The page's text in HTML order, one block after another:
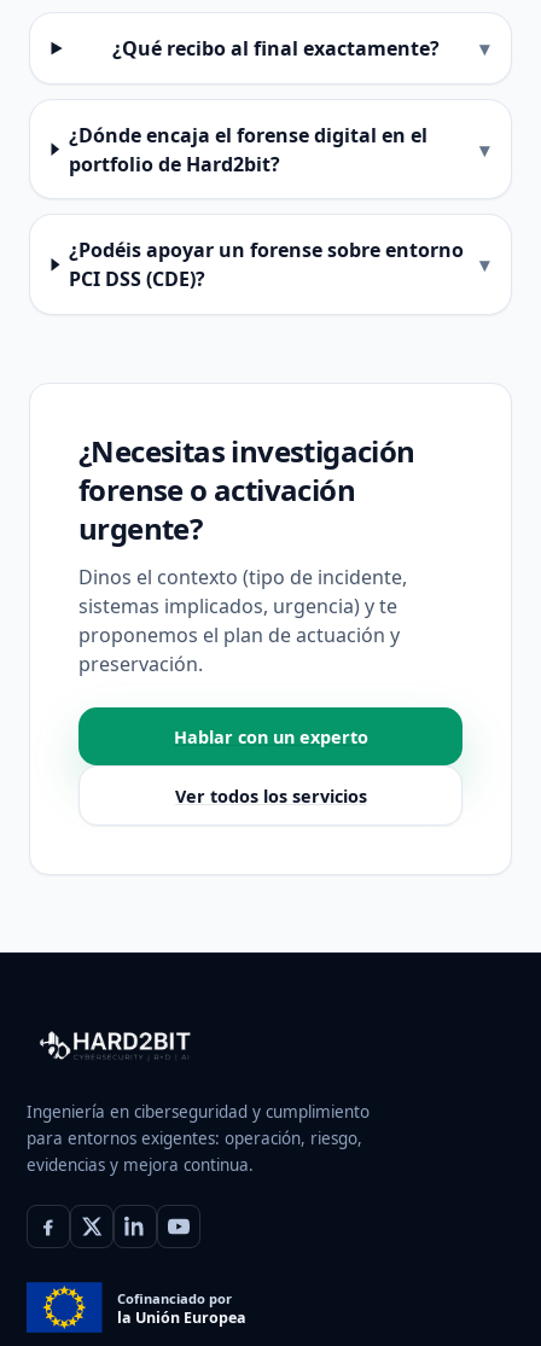
¿Qué recibo al final exactamente? ▾
¿Dónde encaja el forense digital en el
portfolio de Hard2bit?
▾
¿Podéis apoyar un forense sobre entorno
PCI DSS (CDE)?
▾
¿Necesitas investigación
forense o activación
urgente?
Dinos el contexto (tipo de incidente,
sistemas implicados, urgencia) y te
proponemos el plan de actuación y
preservación.
Hablar con un experto
Ver todos los servicios
Ingeniería en ciberseguridad y cumplimiento
para entornos exigentes: operación, riesgo,
evidencias y mejora continua.
Cofinanciado por
la Unión Europea